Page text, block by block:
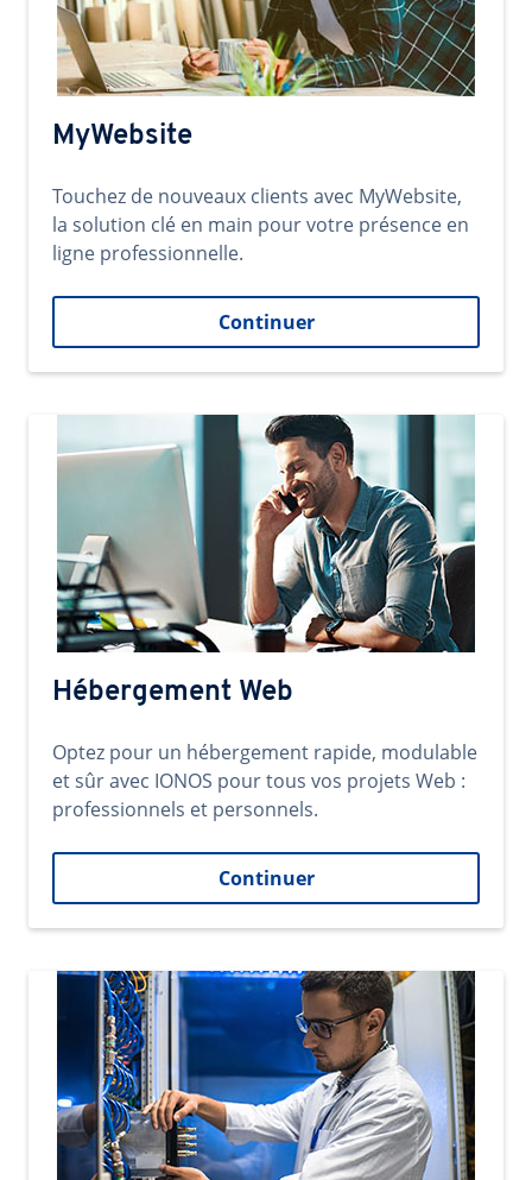
MyWebsite
Touchez de nouveaux clients avec MyWebsite,
la solution clé en main pour votre présence en
ligne professionnelle.
Continuer
Hébergement Web
Optez pour un hébergement rapide, modulable
et sûr avec IONOS pour tous vos projets Web :
professionnels et personnels.
Continuer